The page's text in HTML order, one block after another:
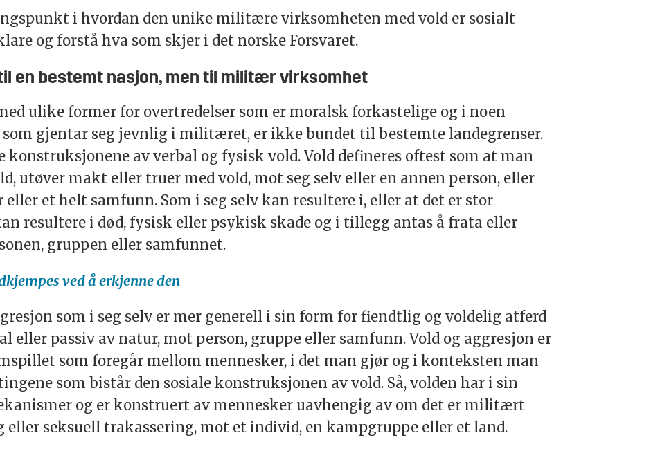
i hvordan den unike militære virksomheten med vold er sosialt
og forstå hva som skjer i det norske Forsvaret.
en bestemt nasjon, men til militær virksomhet
ulike former for overtredelser som er moralsk forkastelige og i noen
gjentar seg jevnlig i militæret, er ikke bundet til bestemte landegrenser.
av verbal og fysisk vold. Vold defineres oftest som at man
utøver makt eller truer med vold, mot seg selv eller en annen person, eller
et helt samfunn. Som i seg selv kan resultere i, eller at det er stor
resultere i død, fysisk eller psykisk skade og i tillegg antas å frata eller
gruppen eller samfunnet.
ved å erkjenne den
som i seg selv er mer generell i sin form for fiendtlig og voldelig atferd
eller passiv av natur, mot person, gruppe eller samfunn. Vold og aggresjon er
som foregår mellom mennesker, i det man gjør og i konteksten man
som bistår den sosiale konstruksjonen av vold. Så, volden har i sin
og er konstruert av mennesker uavhengig av om det er militært
eller seksuell trakassering, mot et individ, en kampgruppe eller et land.